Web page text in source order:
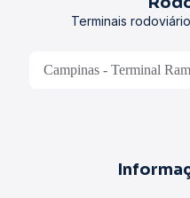
Terminais
Campinas - Terminal